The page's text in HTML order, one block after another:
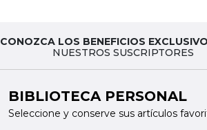
CONOZCA LOS BENEFICIOS
NUESTROS SUSCRIPTORES
BIBLIOTECA PERSONAL
Seleccione y conserve sus artículos